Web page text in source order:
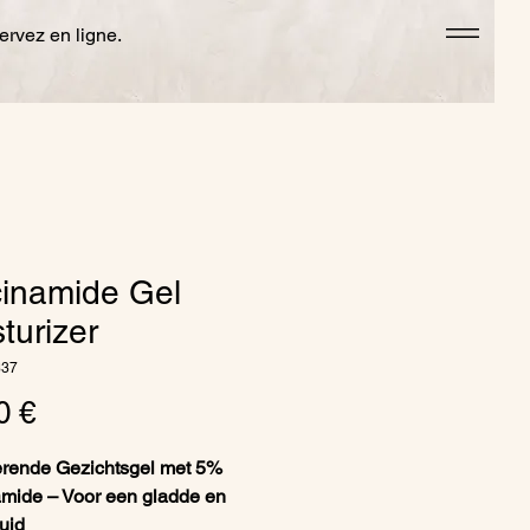
en ligne.
Gel
€Prix
Gezichtsgel met 5%
– Voor een gladde en